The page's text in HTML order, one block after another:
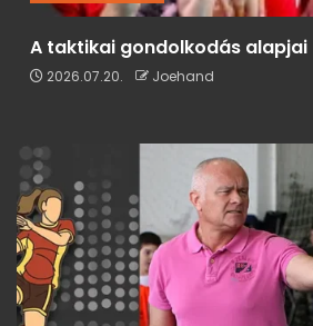
A taktikai gondolkodás alapjai
2026.07.20. Joehand